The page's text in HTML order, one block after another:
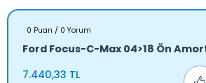
0 Puan / 0 Yorum
Ford Focus-C-Max 04>18 Ön
7.440,33 TL